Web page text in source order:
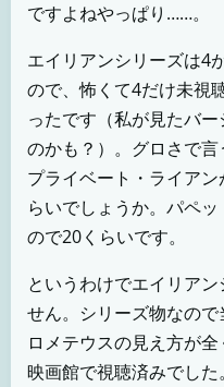
ですよねやっぱり……。
エイリアンシリーズは4
ので、怖くて4だけ未視
ったです（私が見たバ
のかも？）。グロさで言
プライベート・ライア
らいでしょうか。パペ
ので20くらいです。
というわけでエイリア
せん。シリーズ物なの
ロメテウスの見え方が
映画館で視聴済みでし